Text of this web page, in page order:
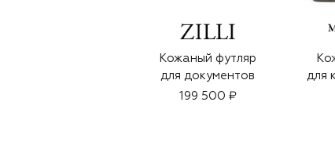
Кожаный футляр
для документов
199 500 ₽
для